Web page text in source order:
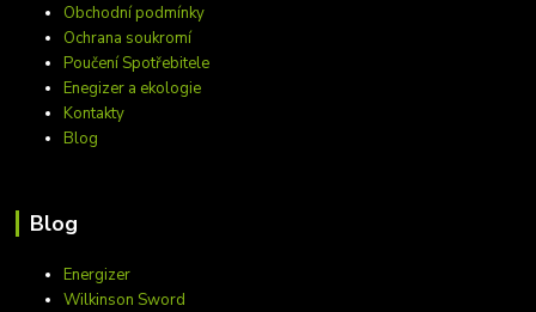
Obchodní podmínky
Ochrana soukromí
Poučení Spotřebitele
Enegizer a ekologie
Kontakty
Blog
Blog
Energizer
Wilkinson Sword